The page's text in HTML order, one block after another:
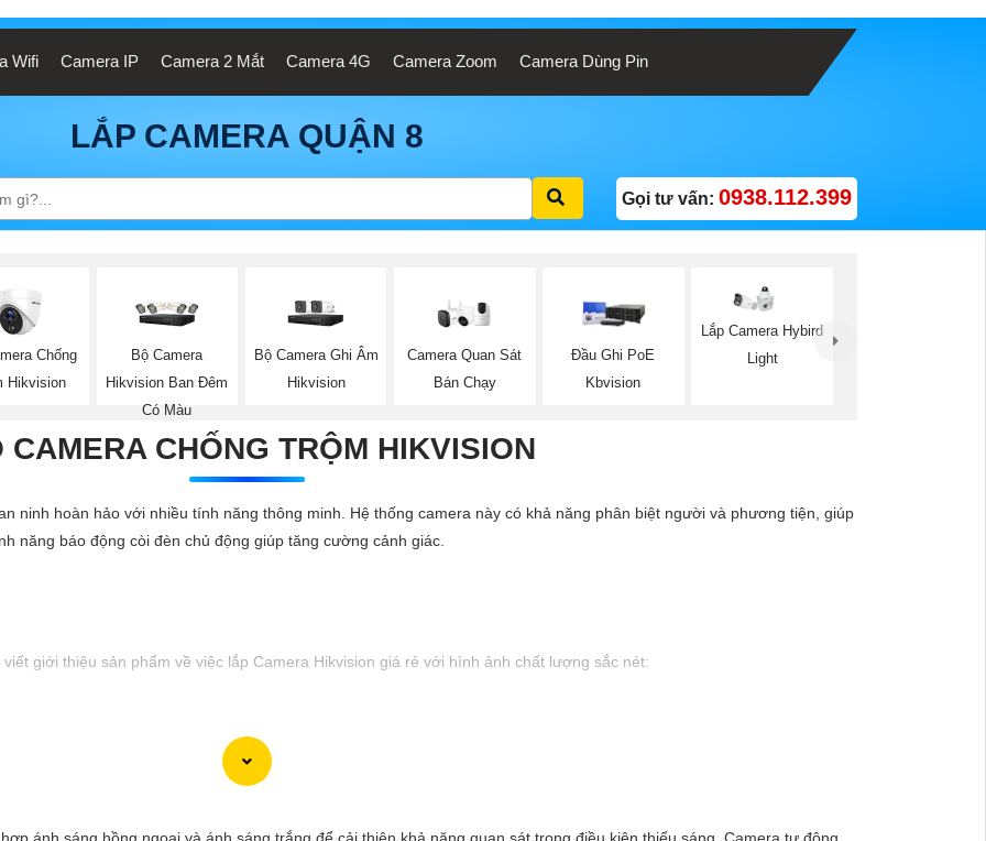
Wifi Camera IP Camera 2 Mắt Camera 4G Camera Zoom Camera Dùng Pin
LẮP CAMERA QUẬN 8
Gọi tư vấn: 0938.112.399
Chống
Hikvision
Bộ Camera
Hikvision Ban Đêm
Có Màu
Bộ Camera Ghi Âm
Hikvision
Camera Quan Sát
Bán Chạy
Đầu Ghi PoE
Kbvision
Lắp Camera Hybird
Light
CAMERA CHỐNG TRỘM HIKVISION
ninh hoàn hảo với nhiều tính năng thông minh. Hệ thống camera này có khả năng phân biệt người và phương tiện, giúp
năng báo động còi đèn chủ động giúp tăng cường cảnh giác.
giới thiệu sản phẩm về việc lắp Camera Hikvision giá rẻ với hình ảnh chất lượng sắc nét:
phải chăng cho ngôi nhà hoặc doanh nghiệp của mình? Hãy cân nhắc lắp đặt Camera Hikvision, giải pháp hàng đầu
ảnh sắc nét và giá cả phải chăng, Camera Hikvision là sự lựa chọn lý tưởng cho việc bảo vệ tài sản và an ninh cho mọi
ánh sáng hồng ngoại và ánh sáng trắng để cải thiện khả năng quan sát trong điều kiện thiếu sáng. Camera tự động